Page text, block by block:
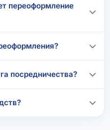
переоформление
посредничества?